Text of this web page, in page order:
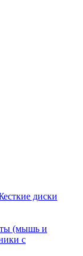
диски
(мышь и
с